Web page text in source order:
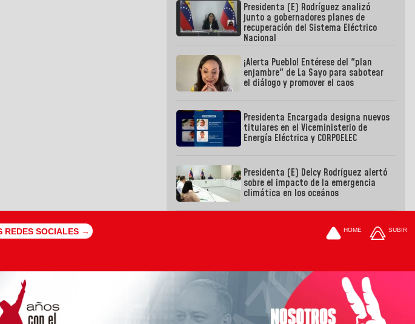
Presidenta (E) Rodríguez analizó
junto a gobernadores planes de
recuperación del Sistema Eléctrico
Nacional
¡Alerta Pueblo! Entérese del "plan
enjambre" de La Sayo para sabotear
el diálogo y promover el caos
Presidenta Encargada designa nuevos
titulares en el Viceministerio de
Energía Eléctrica y CORPOELEC
Presidenta (E) Delcy Rodríguez alertó
sobre el impacto de la emergencia
climática en los oceános
REDES SOCIALES → HOME SUBIR